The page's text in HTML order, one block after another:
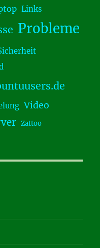
Links
Probleme
Video
Zattoo